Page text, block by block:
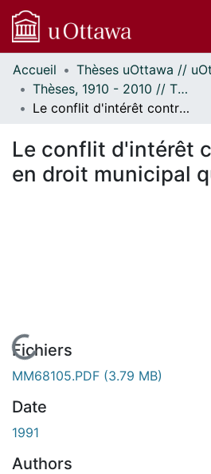
Communautés
et collections
Parcourir
À propos
Accueil
Thèses, 1910 - 2010 // Theses, 1910 - 2010
Le conflit d'intérêt contractuel en droit municipal québécois.
Le conflit d'intérêt
en droit municipal
En cours de chargement...
Fichiers
MM68105.PDF (3.79 MB)
Date
1991
Authors